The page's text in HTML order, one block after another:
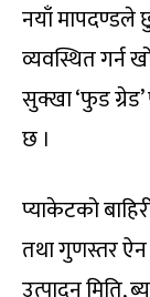
नयाँ मापदण्डले
व्यवस्थित गर्न
सुक्खा ‘फुड
छ ।
प्याकेटको
तथा गुणस्तर